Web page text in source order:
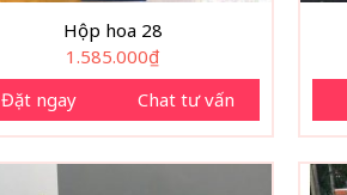
Hộp hoa 28
1.585.000₫
Đặt ngay
Chat tư vấn